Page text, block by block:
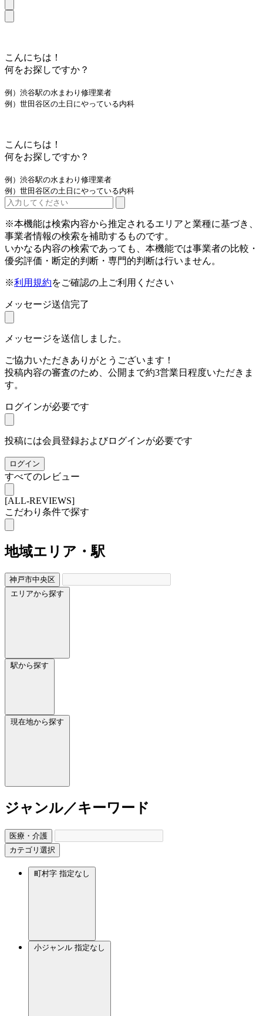
こんにちは！
何をお探しですか？
例）渋谷駅の水まわり修理業者
例）世田谷区の土日にやっている内科
こんにちは！
何をお探しですか？
例）渋谷駅の水まわり修理業者
例）世田谷区の土日にやっている内科
※本機能は検索内容から推定されるエリアと業種に基づき、
事業者情報の検索を補助するものです。
いかなる内容の検索であっても、本機能では事業者の比較・
優劣評価・断定的判断・専門的判断は行いません。
※利用規約をご確認の上ご利用ください
メッセージ送信完了
メッセージを送信しました。
ご協力いただきありがとうございます！
投稿内容の審査のため、公開まで約3営業日程度いただきま
す。
ログインが必要です
投稿には会員登録およびログインが必要です
ログイン
すべてのレビュー
[ALL-REVIEWS]
こだわり条件で探す
地域エリア・駅
神戸市中央区
エリアから探す
駅から探す
現在地から探す
ジャンル／キーワード
医療・介護
カテゴリ選択
町村字 指定なし
小ジャンル 指定なし